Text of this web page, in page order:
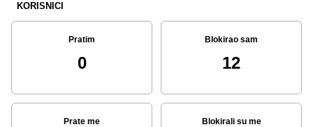
KORISNICI
Pratim
0
Blokirao sam
12
Prate me Blokirali su me